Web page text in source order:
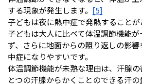
する現象が発生します。 [5]
子どもは夜に熱中症で発熱することが
子どもは大人に比べて体温調節機能
ず、さらに地面からの照り返しの影
中症になりやすいです。
体温調節機能が未熟な理由は、 汗腺
とつの汗腺からかくことのできる汗